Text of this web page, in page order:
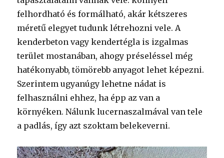
felhordható és formálható, akár kétszeres
méretű elegyet tudunk létrehozni vele. A
kenderbeton vagy kendertégla is izgalmas
terület mostanában, ahogy préseléssel még
hatékonyabb, tömörebb anyagot lehet képezni.
Szerintem ugyanúgy lehetne nádat is
felhasználni ehhez, ha épp az van a
környéken. Nálunk lucernaszalmával van tele
a padlás, így azt szoktam belekeverni.